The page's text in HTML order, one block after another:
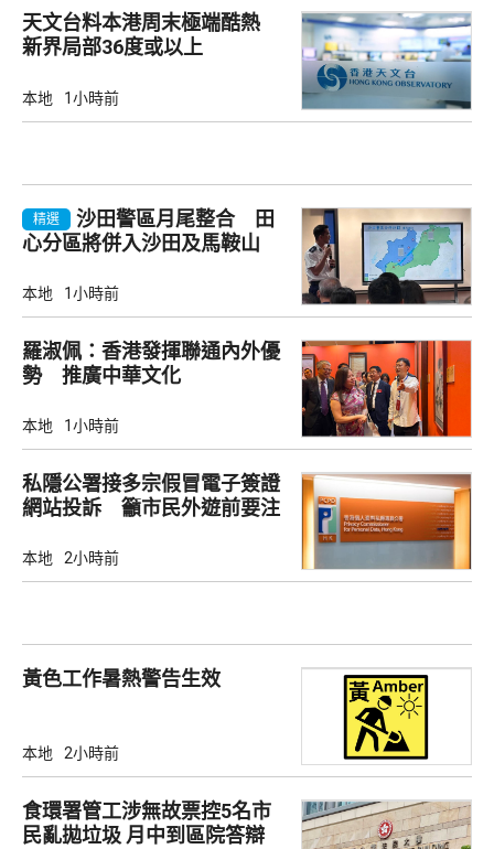
天文台料本港周末極端酷熱
新界局部36度或以上
本地 1小時前
精選
沙田警區月尾整合 田
心分區將併入沙田及馬鞍山
本地 1小時前
羅淑佩：香港發揮聯通內外優
勢 推廣中華文化
本地 1小時前
私隱公署接多宗假冒電子簽證
網站投訴 籲市民外遊前要注
本地 2小時前
黃色工作暑熱警告生效
本地 2小時前
食環署管工涉無故票控5名市
民亂拋垃圾 月中到區院答辯